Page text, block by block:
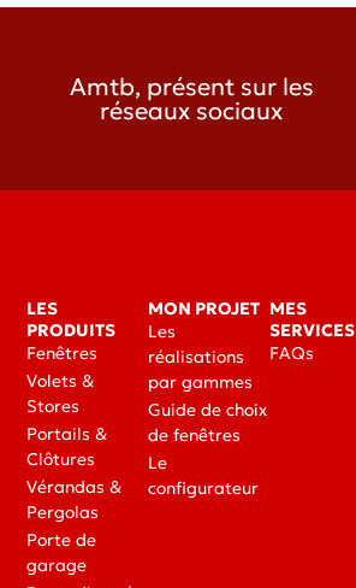
Amtb, présent sur les
réseaux sociaux
LES
PRODUITS
Fenêtres
Volets &
Stores
Portails &
Clôtures
Vérandas &
Pergolas
Porte de
garage
MON PROJET
Les
réalisations
par gammes
Guide de choix
de fenêtres
Le
configurateur
MES
SERVICES
FAQs